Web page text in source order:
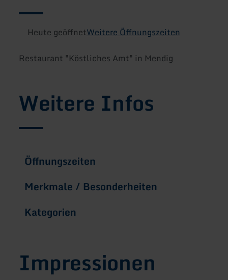
Heute geöffnetWeitere Öffnungszeiten
Restaurant "Köstliches Amt" in Mendig
Weitere Infos
Öffnungszeiten
Merkmale / Besonderheiten
Kategorien
Impressionen